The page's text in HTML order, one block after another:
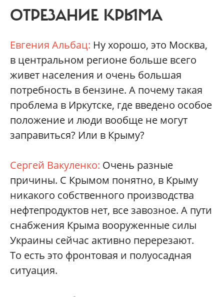
ОТРЕЗАНИЕ КРЫМА
Евгения Альбац: Ну хорошо, это Москва,
в центральном регионе больше всего
живет населения и очень большая
потребность в бензине. А почему такая
проблема в Иркутске, где введено особое
положение и люди вообще не могут
заправиться? Или в Крыму?
Сергей Вакуленко: Очень разные
причины. С Крымом понятно, в Крыму
никакого собственного производства
нефтепродуктов нет, все завозное. А пути
снабжения Крыма вооруженные силы
Украины сейчас активно перерезают.
То есть это фронтовая и полуосадная
ситуация.